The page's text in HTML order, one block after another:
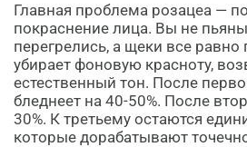
Главная проблема розацеа —
покраснение лица. Вы не
перегрелись, а щеки все
убирает фоновую красноту,
естественный тон. После
бледнеет на 40-50%. После
30%. К третьему остаются
которые дорабатывают